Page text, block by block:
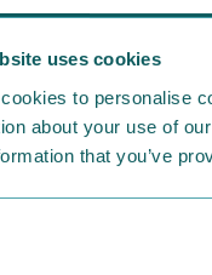
uses cookies
to personalise
about your use of
that you’ve